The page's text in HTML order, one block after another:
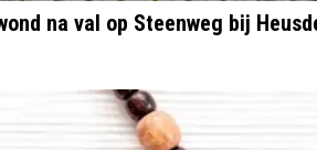
na val op Steenweg bij